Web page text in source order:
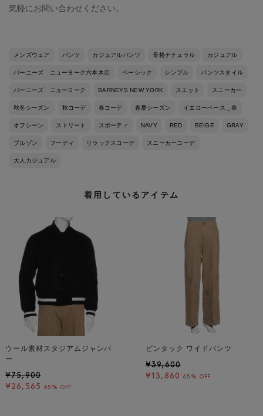
気軽にお問い合わせください。
メンズウェア パンツ カジュアルパンツ 骨格ナチュラル カジュアル
バーニーズ ニューヨーク六本木店 ベーシック シンプル パンツスタイル
バーニーズ ニューヨーク BARNEYS NEW YORK スエット スニーカー
秋冬シーズン 秋コーデ 春コーデ 春夏シーズン イエローベース＿春
オフシーン ストリート スポーティ NAVY RED BEIGE GRAY
ブルゾン フーディ リラックスコーデ スニーカーコーデ
大人カジュアル
着用しているアイテム
ウール素材スタジアムジャンパ
ー
¥75,900
¥26,565
65% OFF
ピンタック ワイドパンツ
¥39,600
¥13,860
65% OFF